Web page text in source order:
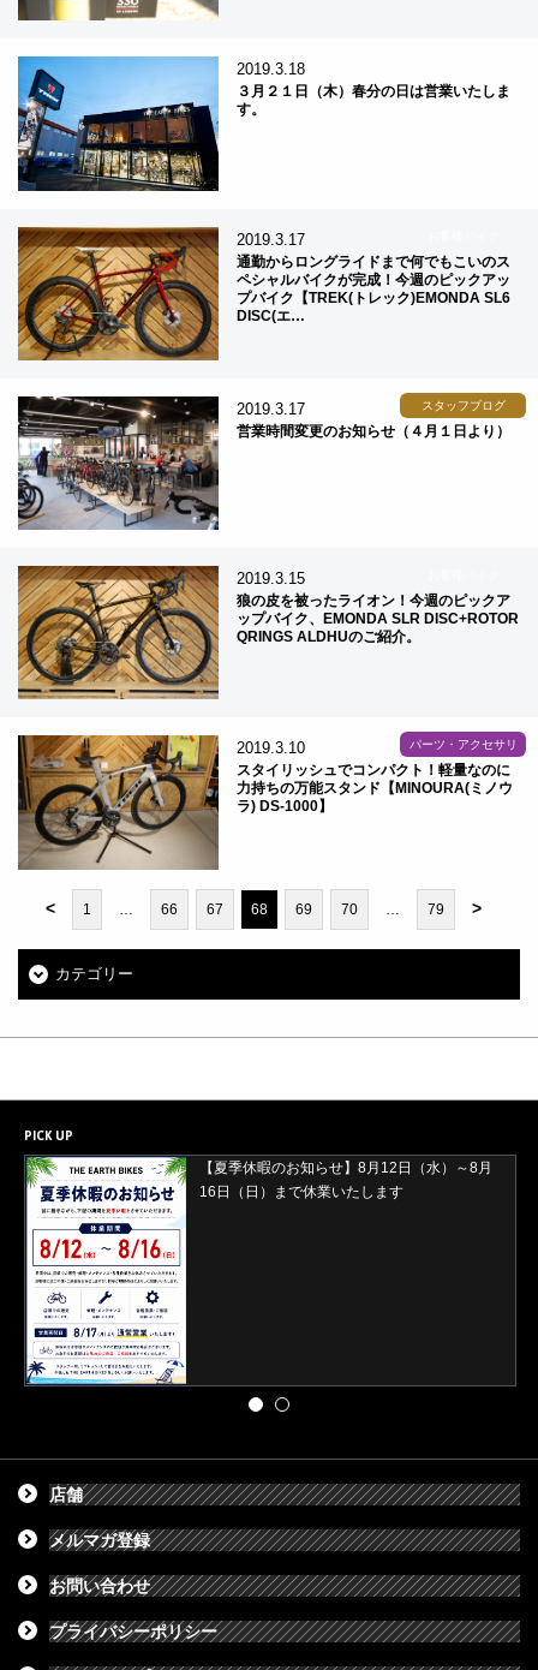
2019.3.18
３月２１日（木）春分の日は営業いたしま
す。
2019.3.17
通勤からロングライドまで何でもこいのス
ペシャルバイクが完成！今週のピックアッ
プバイク【TREK(トレック)EMONDA SL6
DISC(エ…
2019.3.17 スタッフブログ
営業時間変更のお知らせ（４月１日より）
2019.3.15
狼の皮を被ったライオン！今週のピックア
ップバイク、EMONDA SLR DISC+ROTOR
QRINGS ALDHUのご紹介。
2019.3.10 パーツ・アクセサリ
スタイリッシュでコンパクト！軽量なのに
力持ちの万能スタンド【MINOURA(ミノウ
ラ) DS-1000】
< 1 66 67 68 69 70 79 >
カテゴリー
PICK UP
【夏季休暇のお知らせ】8月12日（水）～8月
16日（日）まで休業いたします
店舗
メルマガ登録
お問い合わせ
プライバシーポリシー